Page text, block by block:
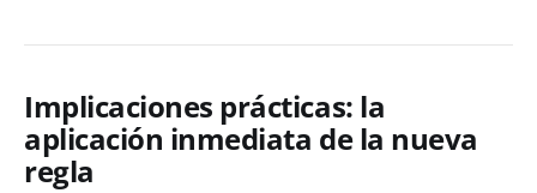
Implicaciones prácticas: la
aplicación inmediata de la nueva
regla